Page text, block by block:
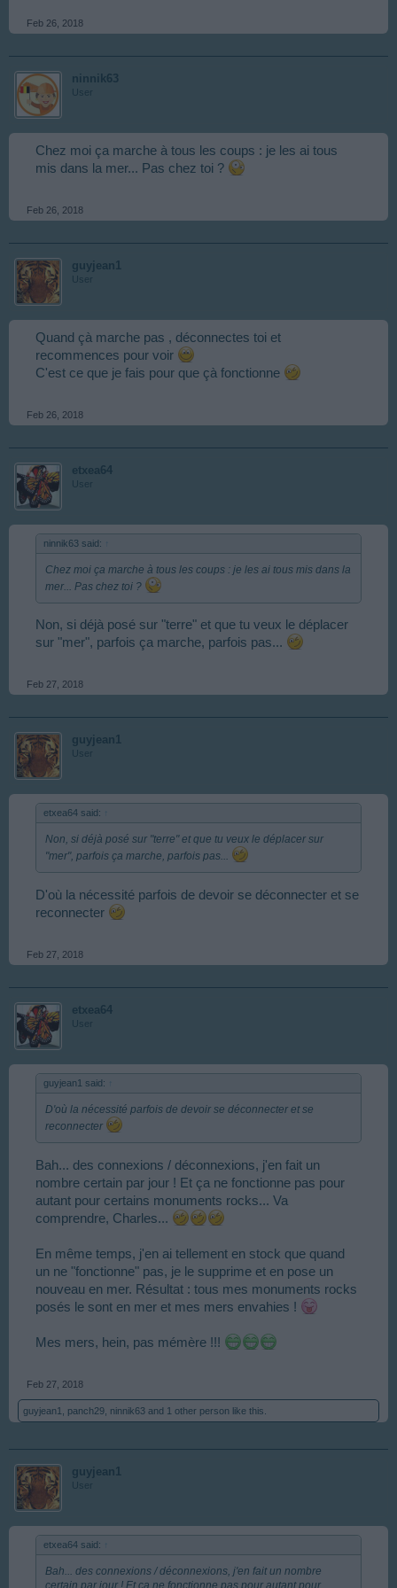
Feb 26, 2018
ninnik63
User
Chez moi ça marche à tous les coups : je les ai tous
mis dans la mer... Pas chez toi ?
Feb 26, 2018
guyjean1
User
Quand çà marche pas , déconnectes toi et
recommences pour voir
C'est ce que je fais pour que çà fonctionne
Feb 26, 2018
etxea64
User
ninnik63 said:
Chez moi ça marche à tous les coups : je les ai tous mis dans la
mer... Pas chez toi ?
Non, si déjà posé sur "terre" et que tu veux le déplacer
sur "mer", parfois ça marche, parfois pas...
Feb 27, 2018
guyjean1
User
etxea64 said:
Non, si déjà posé sur "terre" et que tu veux le déplacer sur
"mer", parfois ça marche, parfois pas...
D'où la nécessité parfois de devoir se déconnecter et se
reconnecter
Feb 27, 2018
etxea64
User
guyjean1 said:
D'où la nécessité parfois de devoir se déconnecter et se
reconnecter
Bah... des connexions / déconnexions, j'en fait un
nombre certain par jour ! Et ça ne fonctionne pas pour
autant pour certains monuments rocks... Va
comprendre, Charles...
En même temps, j'en ai tellement en stock que quand
un ne "fonctionne" pas, je le supprime et en pose un
nouveau en mer. Résultat : tous mes monuments rocks
posés le sont en mer et mes mers envahies !
Mes mers, hein, pas mémère !!!
Feb 27, 2018
guyjean1 panch29 ninnik63 and 1 other person like this.
guyjean1
User
etxea64 said:
Bah... des connexions / déconnexions, j'en fait un nombre
certain par jour ! Et ça ne fonctionne pas pour autant pour